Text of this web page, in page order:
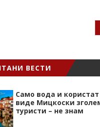
ВЕСТИ
Само вода и
виде Мицкоски
туристи – не знам